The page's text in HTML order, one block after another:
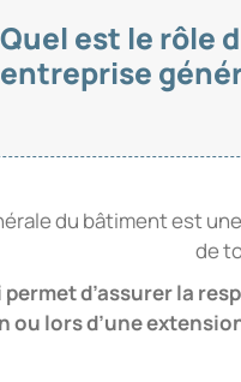
Quel est le rôle
entreprise
du bâtiment est
de
permet d’assurer la
ou lors d’une